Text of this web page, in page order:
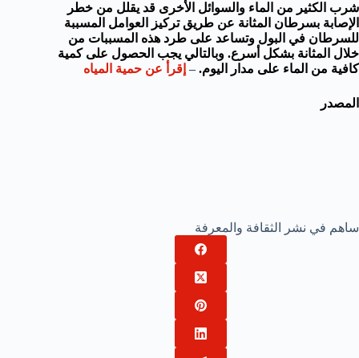
شرب الكثير من الماء والسوائل الأخرى قد يقلل من خطر
الإصابة بسرطان المثانة عن طريق تركيز
العوامل المسببة
للسرطان في البول وتساعد على طرد هذه المسببات من
خلال المثانة بشكل أسرع. وبالتالي يجب الحصول علىكمية
كافية من الماء على مدار اليوم.
– إقرأ عن حمية المياه
المصدر
ساهم في نشر الثقافة والمعرفة